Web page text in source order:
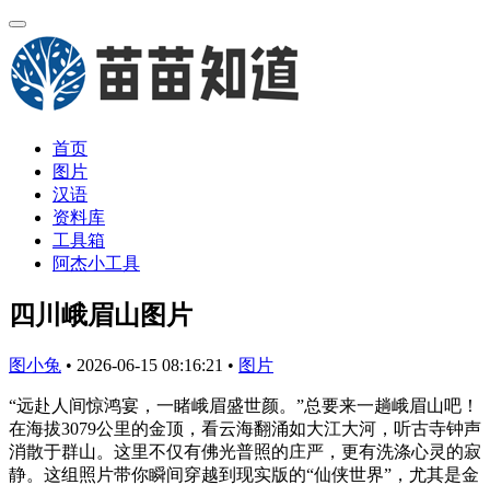
首页
图片
汉语
资料库
工具箱
阿杰小工具
四川峨眉山图片
图小兔 • 2026-06-15 08:16:21 • 图片
“远赴人间惊鸿宴，一睹峨眉盛世颜。”总要来一趟峨眉山吧！
在海拔3079公里的金顶，看云海翻涌如大江大河，听古寺钟声
消散于群山。这里不仅有佛光普照的庄严，更有洗涤心灵的寂
静。这组照片带你瞬间穿越到现实版的“仙侠世界”，尤其是金